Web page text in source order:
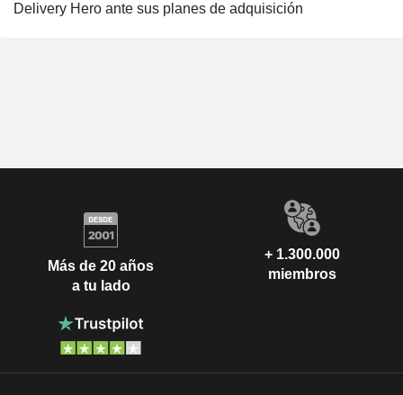
Delivery Hero ante sus planes de adquisición
Más de 20 años
a tu lado
+ 1.300.000
miembros